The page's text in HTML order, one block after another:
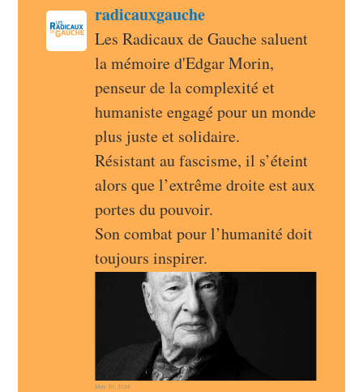
radicauxgauche avatar
radicauxgauchepost
Les Radicaux de Gauche saluent
la mémoire d'Edgar Morin,
penseur de la complexité et
humaniste engagé pour un monde
plus juste et solidaire.
Résistant au fascisme, il s’éteint
alors que l’extrême droite est aux
portes du pouvoir.
Son combat pour l’humanité doit
toujours inspirer.
May 30, 2026